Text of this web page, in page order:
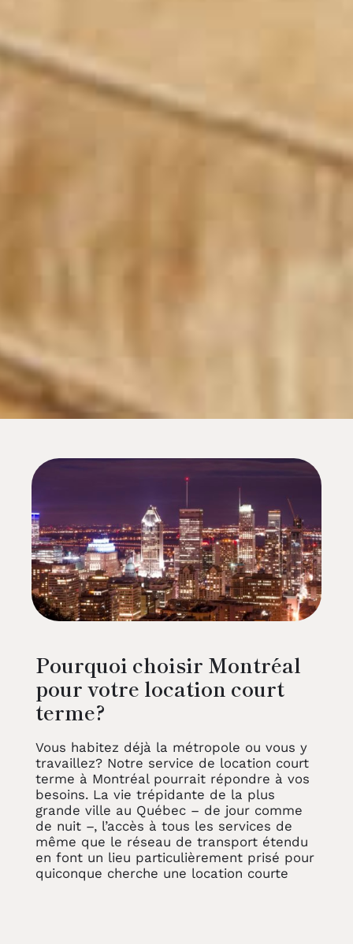
Pourquoi choisir Montréal
pour votre location court
terme?
Vous habitez déjà la métropole ou vous y
travaillez? Notre service de location court
terme à Montréal pourrait répondre à vos
besoins. La vie trépidante de la plus
grande ville au Québec – de jour comme
de nuit –, l’accès à tous les services de
même que le réseau de transport étendu
en font un lieu particulièrement prisé pour
quiconque cherche une location courte